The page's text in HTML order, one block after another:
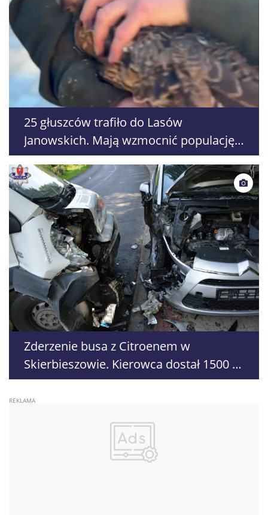
25 głuszców trafiło do Lasów
Janowskich. Mają wzmocnić populację
zagrożonego gatunku
Zderzenie busa z Citroenem w
Skierbieszowie. Kierowca dostał 1500 zł
mandatu